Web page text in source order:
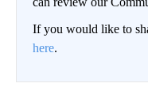
If you would like to
here.